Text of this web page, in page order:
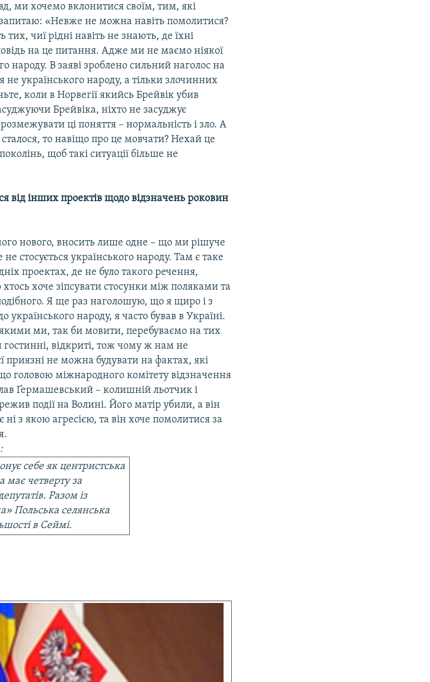
ми хочемо вклонитися своїм, тим, які
«Невже не можна навіть помолитися?
чиї рідні навіть не знають, де їхні
на це питання. Адже ми не маємо ніякої
народу. В заяві зроблено сильний наголос на
не українського народу, а тільки злочинних
коли в Норвегії якийсь Брейвік убив
Брейвіка, ніхто не засуджує
ці поняття – нормальність і зло. А
то навіщо про це мовчати? Нехай це
щоб такі ситуації більше не
від інших проектів щодо відзначень роковин
нового, вносить лише одне – що ми рішуче
стосується українського народу. Там є таке
проектах, де не було такого речення,
хоче зіпсувати стосунки між поляками та
Я ще раз наголошую, що я щиро і з
українського народу, я часто бував в Україні.
ми, так би мовити, перебуваємо на тих
відкриті, тож чому ж нам не
приязні не можна будувати на фактах, які
головою міжнародного комітету відзначення
Ґермашевський – колишній льотчик і
події на Волині. Його матір убили, а він
ні з якою агресією, та він хоче помолитися за
себе як центристська
має четверту за
Разом із
Польська селянська
в Сеймі.